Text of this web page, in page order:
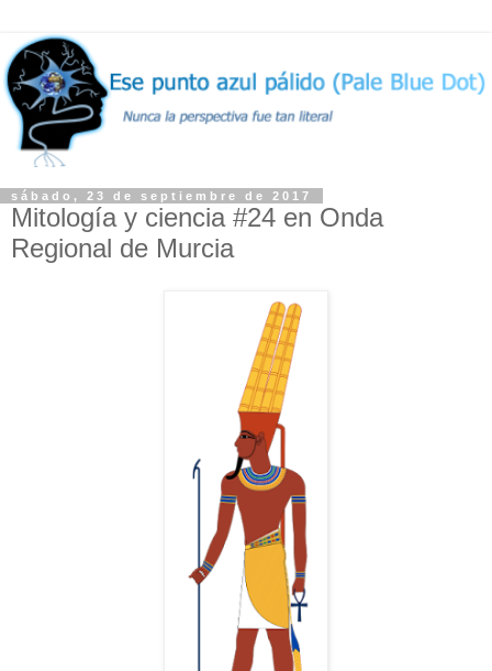
sábado, 23 de septiembre de 2017
Mitología y ciencia #24 en Onda
Regional de Murcia